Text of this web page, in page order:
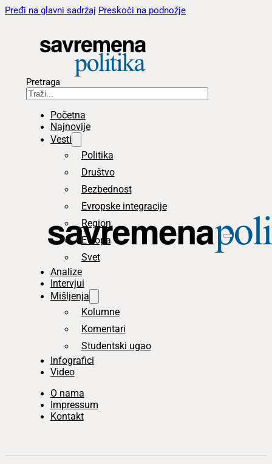
Pređi na glavni sadržaj Preskoči na podnožje
Pretraga
Početna
Najnovije
Vesti
Politika
Društvo
Bezbednost
Evropske integracije
Region
Evropa
Svet
Analize
Intervjui
Mišljenja
Kolumne
Komentari
Studentski ugao
Infografici
Video
O nama
Impressum
Kontakt